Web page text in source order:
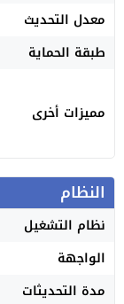
معدل التحديث
طبقة الحماية
مميزات أخرى
النظام
نظام التشغيل
الواجهة
مدة التحديثات